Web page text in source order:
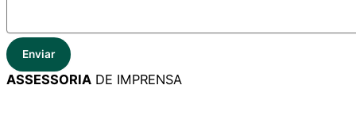
Enviar
ASSESSORIA DE IMPRENSA